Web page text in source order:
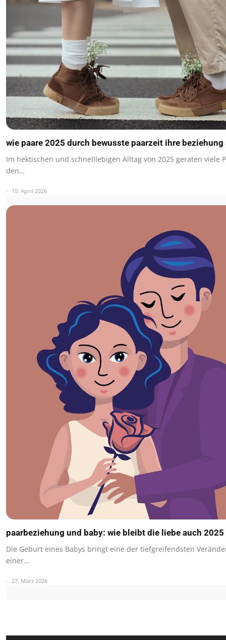
wie paare 2025 durch bewusste paarzeit ihre beziehung
Im hektischen und schnelllebigen Alltag von 2025 geraten viele
den…
10. April 2026
paarbeziehung und baby: wie bleibt die liebe auch 2025
Die Geburt eines Babys bringt eine der tiefgreifendsten
einer…
27. März 2026